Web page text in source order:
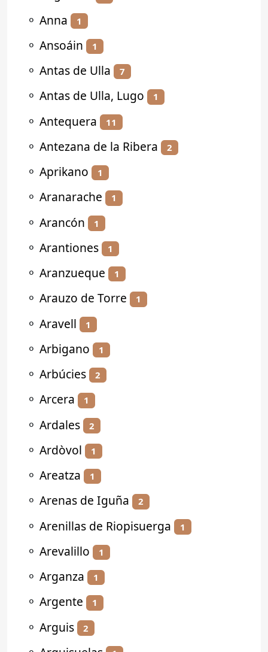
⚬ Anna 1
⚬ Ansoáin 1
⚬ Antas de Ulla 7
⚬ Antas de Ulla, Lugo 1
⚬ Antequera 11
⚬ Antezana de la Ribera 2
⚬ Aprikano 1
⚬ Aranarache 1
⚬ Arancón 1
⚬ Arantiones 1
⚬ Aranzueque 1
⚬ Arauzo de Torre 1
⚬ Aravell 1
⚬ Arbigano 1
⚬ Arbúcies 2
⚬ Arcera 1
⚬ Ardales 2
⚬ Ardòvol 1
⚬ Areatza 1
⚬ Arenas de Iguña 2
⚬ Arenillas de Riopisuerga 1
⚬ Arevalillo 1
⚬ Arganza 1
⚬ Argente 1
⚬ Arguis 2